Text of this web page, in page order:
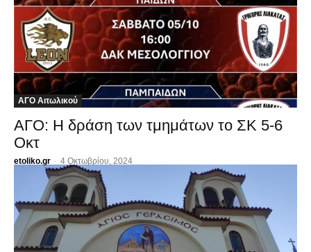
ΑΓΟ Αιτωλικού
ΑΓΟ: Η δράση των τμημάτων το ΣΚ 5-6
Οκτ
etoliko.gr - 4 Οκτωβρίου, 2024